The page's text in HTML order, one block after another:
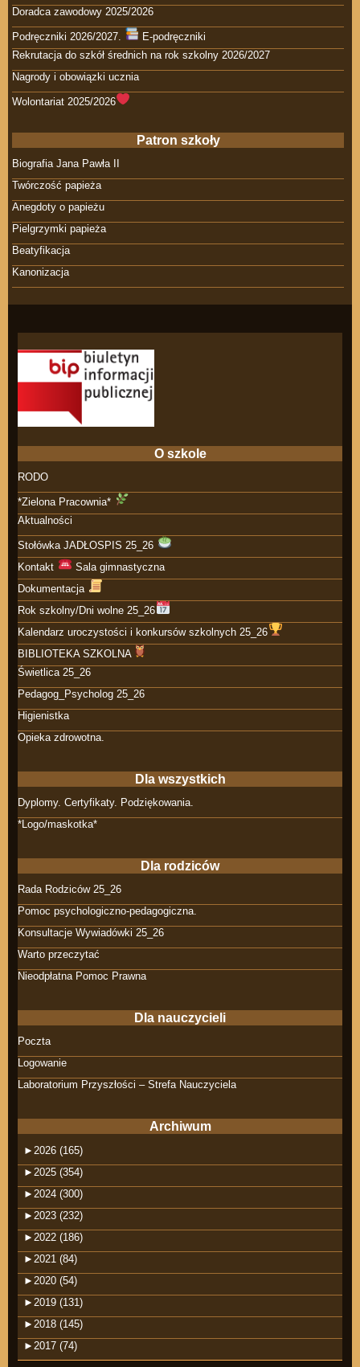
Doradca zawodowy 2025/2026
Podręczniki 2026/2027.
E-podręczniki
Rekrutacja do szkół średnich na rok szkolny 2026/2027
Nagrody i obowiązki ucznia
Wolontariat 2025/2026
Patron szkoły
Biografia Jana Pawła II
Twórczość papieża
Anegdoty o papieżu
Pielgrzymki papieża
Beatyfikacja
Kanonizacja
O szkole
RODO
*Zielona Pracownia*
Aktualności
Stołówka JADŁOSPIS 25_26
Kontakt
Sala gimnastyczna
Dokumentacja
Rok szkolny/Dni wolne 25_26
Kalendarz uroczystości i konkursów szkolnych 25_26
BIBLIOTEKA SZKOLNA
Świetlica 25_26
Pedagog_Psycholog 25_26
Higienistka
Opieka zdrowotna.
Dla wszystkich
Dyplomy. Certyfikaty. Podziękowania.
*Logo/maskotka*
Dla rodziców
Rada Rodziców 25_26
Pomoc psychologiczno-pedagogiczna.
Konsultacje Wywiadówki 25_26
Warto przeczytać
Nieodpłatna Pomoc Prawna
Dla nauczycieli
Poczta
Logowanie
Laboratorium Przyszłości – Strefa Nauczyciela
Archiwum
► 2026 (165)
► 2025 (354)
► 2024 (300)
► 2023 (232)
► 2022 (186)
► 2021 (84)
► 2020 (54)
► 2019 (131)
► 2018 (145)
► 2017 (74)